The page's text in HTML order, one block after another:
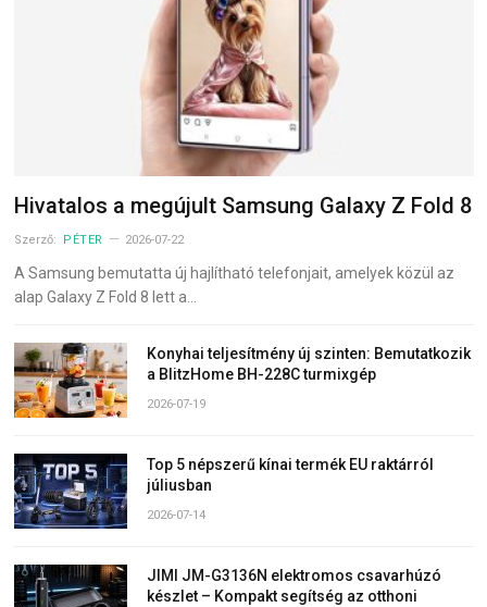
Hivatalos a megújult Samsung Galaxy Z Fold 8
Szerző: PÉTER 2026-07-22
A Samsung bemutatta új hajlítható telefonjait, amelyek közül az
alap Galaxy Z Fold 8 lett a…
Konyhai teljesítmény új szinten: Bemutatkozik
a BlitzHome BH-228C turmixgép
2026-07-19
Top 5 népszerű kínai termék EU raktárról
júliusban
2026-07-14
JIMI JM-G3136N elektromos csavarhúzó
készlet – Kompakt segítség az otthoni